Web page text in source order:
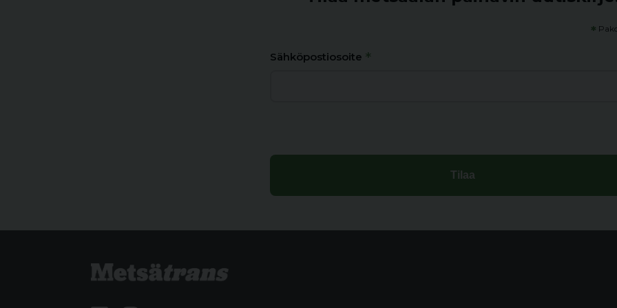
*
Sähköpostiosoite *